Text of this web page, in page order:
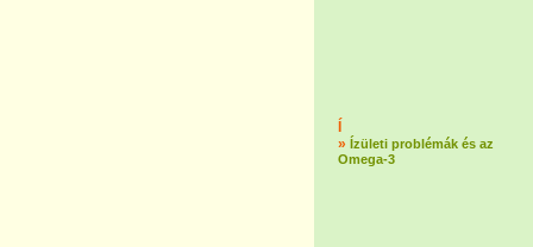
» Ízületi problémák és az
Omega-3